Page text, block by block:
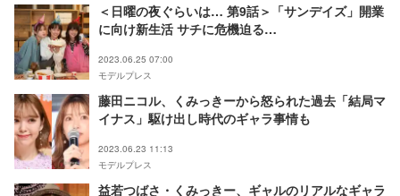
＜日曜の夜ぐらいは… 第9話＞「サンデイズ」開業
に向け新生活 サチに危機迫る…
2023.06.25 07:00
モデルプレス
藤田ニコル、くみっきーから怒られた過去「結局マ
イナス」駆け出し時代のギャラ事情も
2023.06.23 11:13
モデルプレス
益若つばさ・くみっきー、ギャルのリアルなギャラ